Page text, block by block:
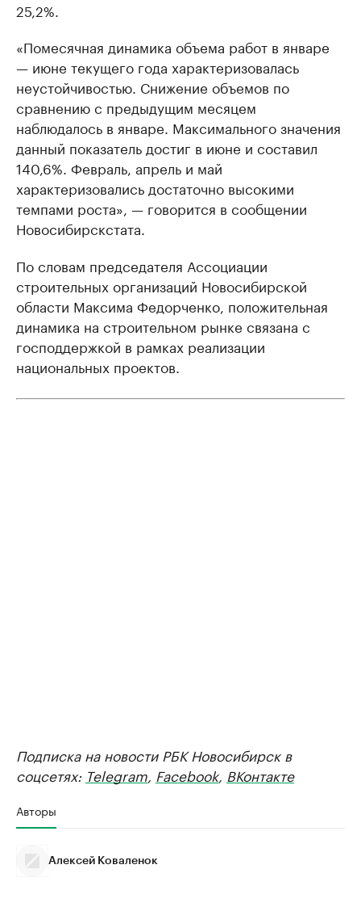
25,2%.
«Помесячная динамика объема работ в январе
— июне текущего года характеризовалась
неустойчивостью. Снижение объемов по
сравнению с предыдущим месяцем
наблюдалось в январе. Максимального значения
данный показатель достиг в июне и составил
140,6%. Февраль, апрель и май
характеризовались достаточно высокими
темпами роста», — говорится в сообщении
Новосибирскстата.
По словам председателя Ассоциации
строительных организаций Новосибирской
области Максима Федорченко, положительная
динамика на строительном рынке связана с
господдержкой в рамках реализации
национальных проектов.
Подписка на новости РБК Новосибирск в
соцсетях: Telegram Facebook, ВКонтакте
Авторы
Алексей Коваленок